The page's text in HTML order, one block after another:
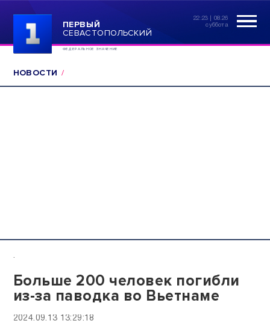
ПЕРВЫЙ
СЕВАСТОПОЛЬСКИЙ
ФЕДЕРАЛЬНОЕ ЗНАЧЕНИЕ
22:23 | 08.26
суббота
НОВОСТИ
.
Больше 200 человек погибли
из-за паводка во Вьетнаме
2024.09.13 13:29:18